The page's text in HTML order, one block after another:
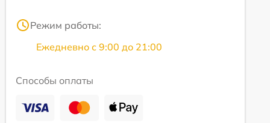
Режим работы:
Ежедневно с 9:00 до 21:00
Способы оплаты